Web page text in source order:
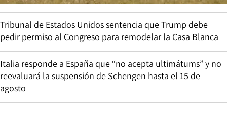
Tribunal de Estados Unidos sentencia que Trump debe
pedir permiso al Congreso para remodelar la Casa Blanca
Italia responde a España que “no acepta ultimátums” y no
reevaluará la suspensión de Schengen hasta el 15 de
agosto